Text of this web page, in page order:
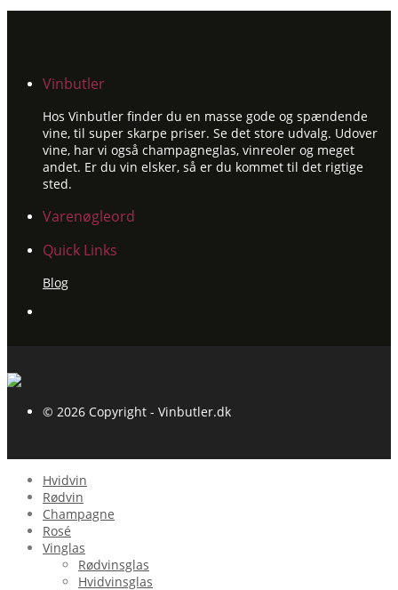
Vinbutler
Hos Vinbutler finder du en masse gode og spændende
vine, til super skarpe priser. Se det store udvalg. Udover
vine, har vi også champagneglas, vinreoler og meget
andet. Er du vin elsker, så er du kommet til det rigtige
sted.
Varenøgleord
Quick Links
Blog
© 2026 Copyright - Vinbutler.dk
Hvidvin
Rødvin
Champagne
Rosé
Vinglas
Rødvinsglas
Hvidvinsglas